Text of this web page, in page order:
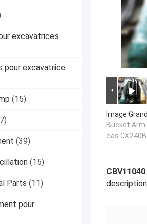
excavatrices
pour excavatrice
(15)
(39)
(15)
Parts (11)
pour
Image
Bucket Arm
cas